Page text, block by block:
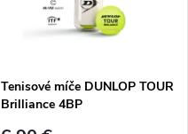
Tenisové míče DUNLOP TOUR
Brilliance 4BP